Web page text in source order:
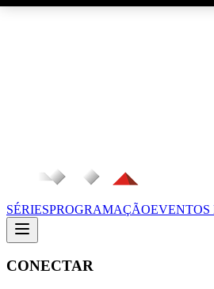
SÉRIESPROGRAMAÇÃOEVENTOS
CONECTAR